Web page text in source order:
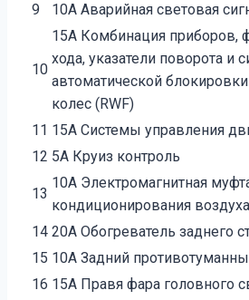
9
10А Аварийная световая
10
15А Комбинация приборов,
хода, указатели поворота и
автоматиче­ской
колес (RWF)
11 15А Системы управления
12 5А Круиз контроль
13
10А Электромагнитная
кондици­онирования воздуха
14 20А Обогреватель заднего
15 10А Задний
16 15А Правя фара головного